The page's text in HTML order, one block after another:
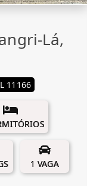
Lá,
11166
1 VAGA